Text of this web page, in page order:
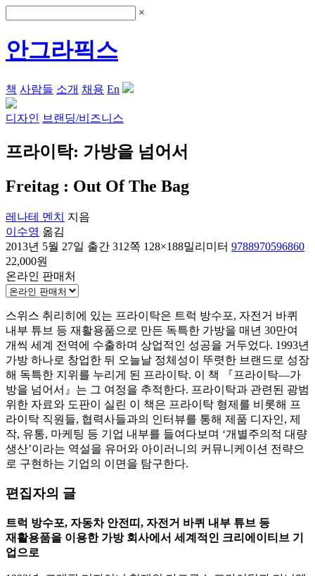
×
안그라픽스
책 사람들 소개 채용 En
디자인 브랜딩/비즈니스
프라이탁: 가방을 넘어서
Freitag : Out Of The Bag
레나테 멘치
지음
이수영 옮김
2013년 5월 27일 출간 312쪽 128×188밀리미터 9788970596860
22,000원
온라인 판매처
스위스 취리히에 있는 프라이탁은 트럭 방수포, 자전거 바퀴
내부 튜브 등 재활용품으로 만든 독특한 가방을 매년 30만여
개씩 세계 전역에 수출하며 상업적인 성공을 거두었다. 1993년
가방 하나로 창업한 뒤 오늘날 정체성이 뚜렷한 브랜드로 성장
해 독특한 지위를 누리게 된 프라이탁. 이 책 『프라이탁—가
방을 넘어서』는 그 여정을 추적한다. 프라이탁과 관련된 광범
위한 자료와 도판이 실린 이 책은 프라이탁 형제를 비롯해 프
라이탁 직원들, 협력사들과의 인터뷰를 통해 제품 디자인, 제
작, 유통, 마케팅 등 기업 내부를 들여다보며 ‘개별주의적 대량
생산’이라는 역설을 유머와 아이러니의 커뮤니케이션 전략으
로 구현하는 기업의 이면을 탐구한다.
편집자의 글
트럭 방수포, 자동차 안전띠, 자전거 바퀴 내부 튜브 등
재활용품을 이용한 가방 회사에서 세계적인 크리에이티브 기
업으로